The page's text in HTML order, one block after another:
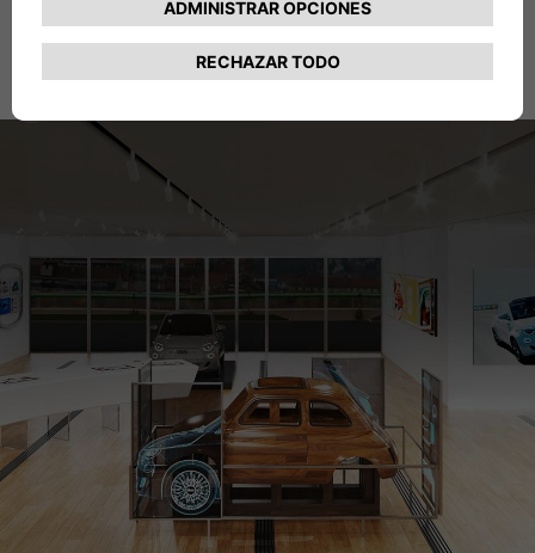
Una alternativa que te evitará sorpresas cuando quieras
conocer el valor de tu vehículo
Infórmate de las diferentes etapas de la venta de tu vehículo en tu punto
de venta Fiat.